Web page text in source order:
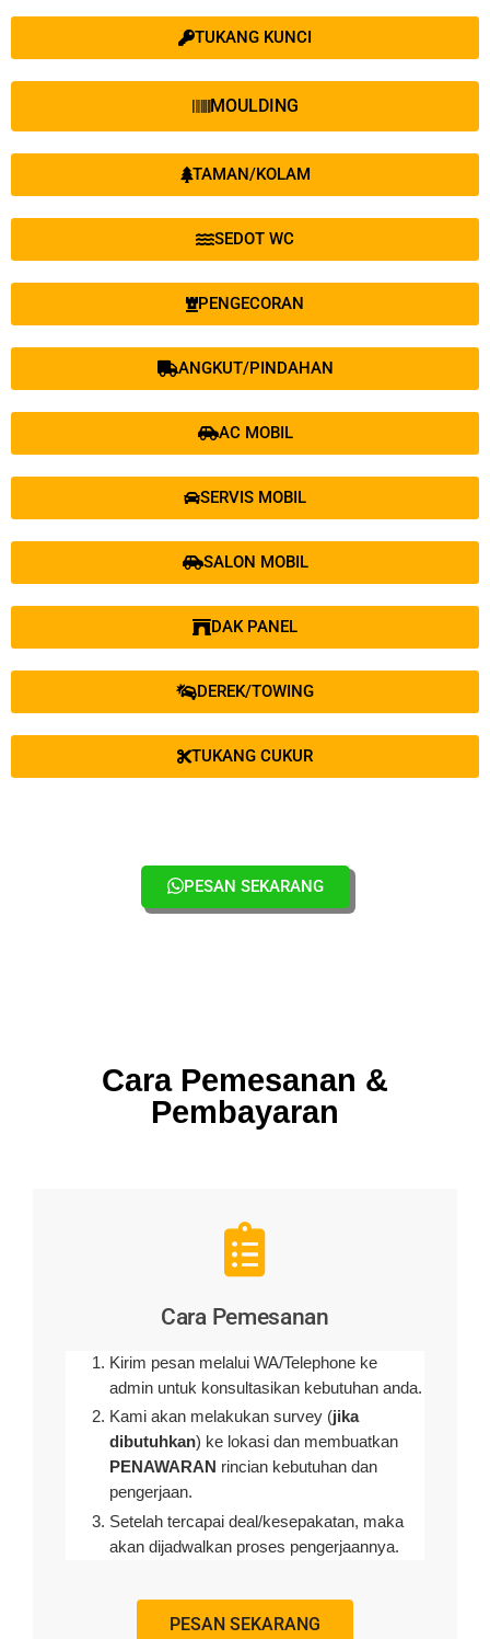
TUKANG KUNCI
MOULDING
TAMAN/KOLAM
SEDOT WC
PENGECORAN
ANGKUT/PINDAHAN
AC MOBIL
SERVIS MOBIL
SALON MOBIL
DAK PANEL
DEREK/TOWING
TUKANG CUKUR
PESAN SEKARANG
Cara Pemesanan &
Pembayaran
Cara Pemesanan
Kirim pesan melalui WA/Telephone ke
admin untuk konsultasikan kebutuhan anda.
Kami akan melakukan survey (jika
dibutuhkan) ke lokasi dan membuatkan
PENAWARAN rincian kebutuhan dan
pengerjaan.
Setelah tercapai deal/kesepakatan, maka
akan dijadwalkan proses pengerjaannya.
PESAN SEKARANG